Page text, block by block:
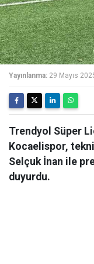
Yayınlanma: 29 Mayıs
Trendyol Süper
Kocaelispor,
Selçuk İnan ile
duyurdu.